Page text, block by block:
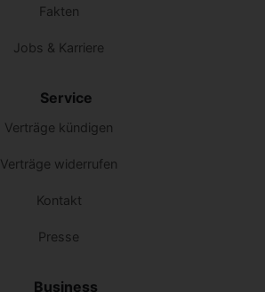
Fakten
Jobs & Karriere
Service
Verträge kündigen
Verträge widerrufen
Kontakt
Presse
Business